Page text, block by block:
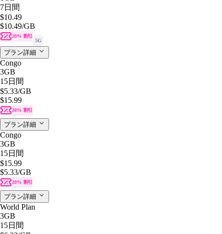
7日間
$10.49
$10.49/GB
20% 割引
5G
プラン詳細
Congo
3GB
15日間
$5.33/GB
$15.99
20% 割引
プラン詳細
Congo
3GB
15日間
$15.99
$5.33/GB
20% 割引
プラン詳細
World Plan
3GB
15日間